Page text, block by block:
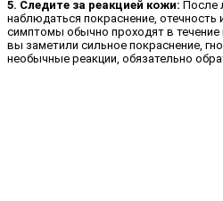
5. Следите за реакцией кожи: После
наблюдаться покраснение, отечность
симптомы обычно проходят в течение
вы заметили сильное покраснение,
необычные реакции, обязательно